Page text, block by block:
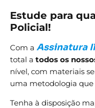
Estude para
Policial!
Com a Assinatura
total a todos os
nível, com materiais
uma metodologia que
Tenha à disposição